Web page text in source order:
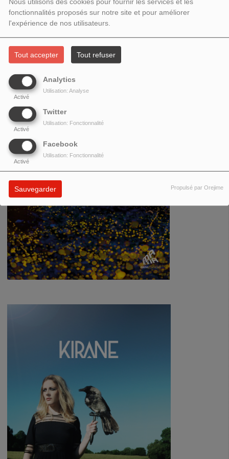
fonctionnalités proposés sur notre site et pour améliorer
l'expérience de nos utilisateurs.
Tout accepter Tout refuser
Analytics
Activé
Utilisation: Analyse
Twitter
Activé
Utilisation: Fonctionnalité
Facebook
Activé
Utilisation: Fonctionnalité
Sauvegarder Propulsé par Orejime
de son E.PJour.